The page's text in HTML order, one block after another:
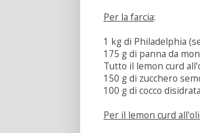
Per la farcia:
1 kg di Philadelphia
175 g di panna da
Tutto il lemon curd
150 g di zucchero
100 g di cocco
Per il lemon curd